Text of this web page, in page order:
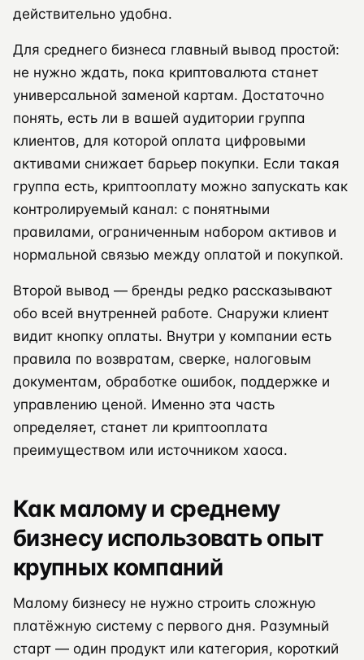
действительно удобна.
Для среднего бизнеса главный вывод простой:
не нужно ждать, пока криптовалюта станет
универсальной заменой картам. Достаточно
понять, есть ли в вашей аудитории группа
клиентов, для которой оплата цифровыми
активами снижает барьер покупки. Если такая
группа есть, криптооплату можно запускать как
контролируемый канал: с понятными
правилами, ограниченным набором активов и
нормальной связью между оплатой и покупкой.
Второй вывод — бренды редко рассказывают
обо всей внутренней работе. Снаружи клиент
видит кнопку оплаты. Внутри у компании есть
правила по возвратам, сверке, налоговым
документам, обработке ошибок, поддержке и
управлению ценой. Именно эта часть
определяет, станет ли криптооплата
преимуществом или источником хаоса.
Как малому и среднему
бизнесу использовать опыт
крупных компаний
Малому бизнесу не нужно строить сложную
платёжную систему с первого дня. Разумный
старт — один продукт или категория, короткий